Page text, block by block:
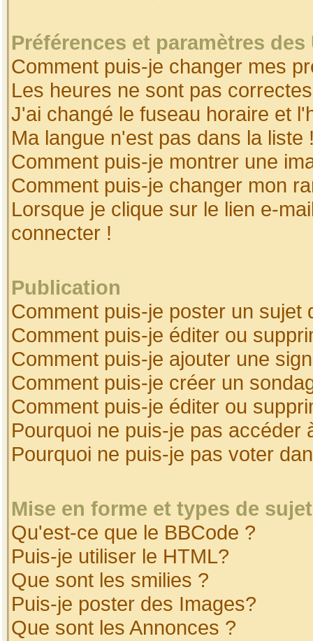
Préférences et paramètres
Comment puis-je changer mes
Les heures ne sont pas
J'ai changé le fuseau horaire et
Ma langue n'est pas dans la liste
Comment puis-je montrer une
Comment puis-je changer mon
Lorsque je clique sur le lien e-
connecter !
Publication
Comment puis-je poster un sujet
Comment puis-je éditer ou
Comment puis-je ajouter une
Comment puis-je créer un
Comment puis-je éditer ou
Pourquoi ne puis-je pas accéder
Pourquoi ne puis-je pas voter
Mise en forme et types de
Qu'est-ce que le BBCode ?
Puis-je utiliser le HTML?
Que sont les smilies ?
Puis-je poster des Images?
Que sont les Annonces ?